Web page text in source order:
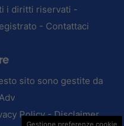
i diritti riservati -
- Contattaci
sito sono gestite da
Policy-Disclaimer
Gestione preferenze cookie